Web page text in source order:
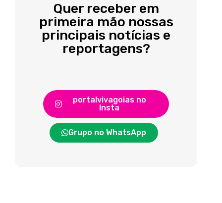
Quer receber em
primeira mão nossas
principais notícias e
reportagens?
portalvivagoias no
Insta
Grupo no WhatsApp